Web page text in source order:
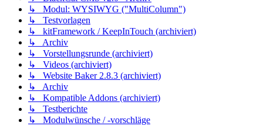
↳ Modul: WYSIWYG ("MultiColumn")
↳ Testvorlagen
↳ kitFramework / KeepInTouch (archiviert)
↳ Archiv
↳ Vorstellungsrunde (archiviert)
↳ Videos (archiviert)
↳ Website Baker 2.8.3 (archiviert)
↳ Archiv
↳ Kompatible Addons (archiviert)
↳ Testberichte
↳ Modulwünsche / -vorschläge